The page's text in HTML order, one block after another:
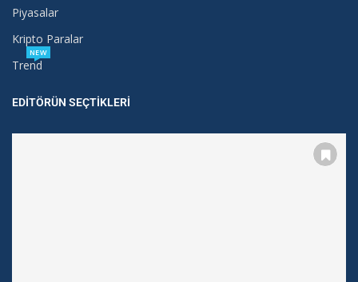
Piyasalar
Kripto Paralar
Trend
NEW
EDITÖRÜN SEÇTIKLERI